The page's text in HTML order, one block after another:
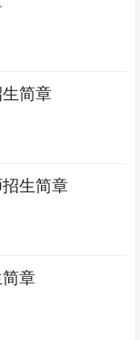
简章
生简章
章